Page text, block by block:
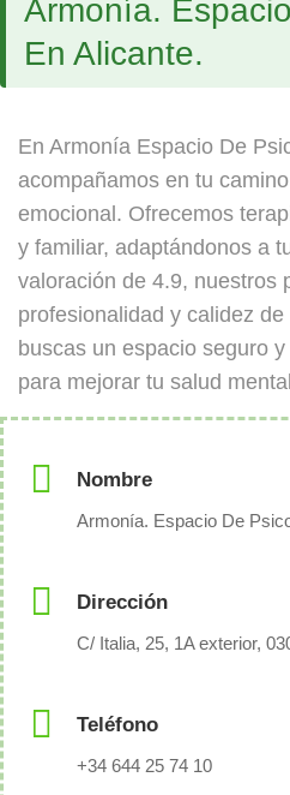
Armonía.
En Alicante.
En Armonía Espacio De
acompañamos en tu
emocional. Ofrecemos
y familiar, adaptándonos a
valoración de 4.9, nuestros
profesionalidad y calidez
buscas un espacio seguro
para mejorar tu salud
Nombre
Armonía. Espacio De
Dirección
C/ Italia, 25, 1A exterior,
Teléfono
+34 644 25 74 10